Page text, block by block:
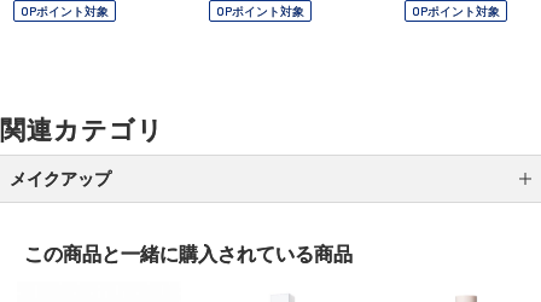
OPポイント対象 OPポイント対象 OPポイント対象
関連カテゴリ
メイクアップ
この商品と一緒に購入されている商品